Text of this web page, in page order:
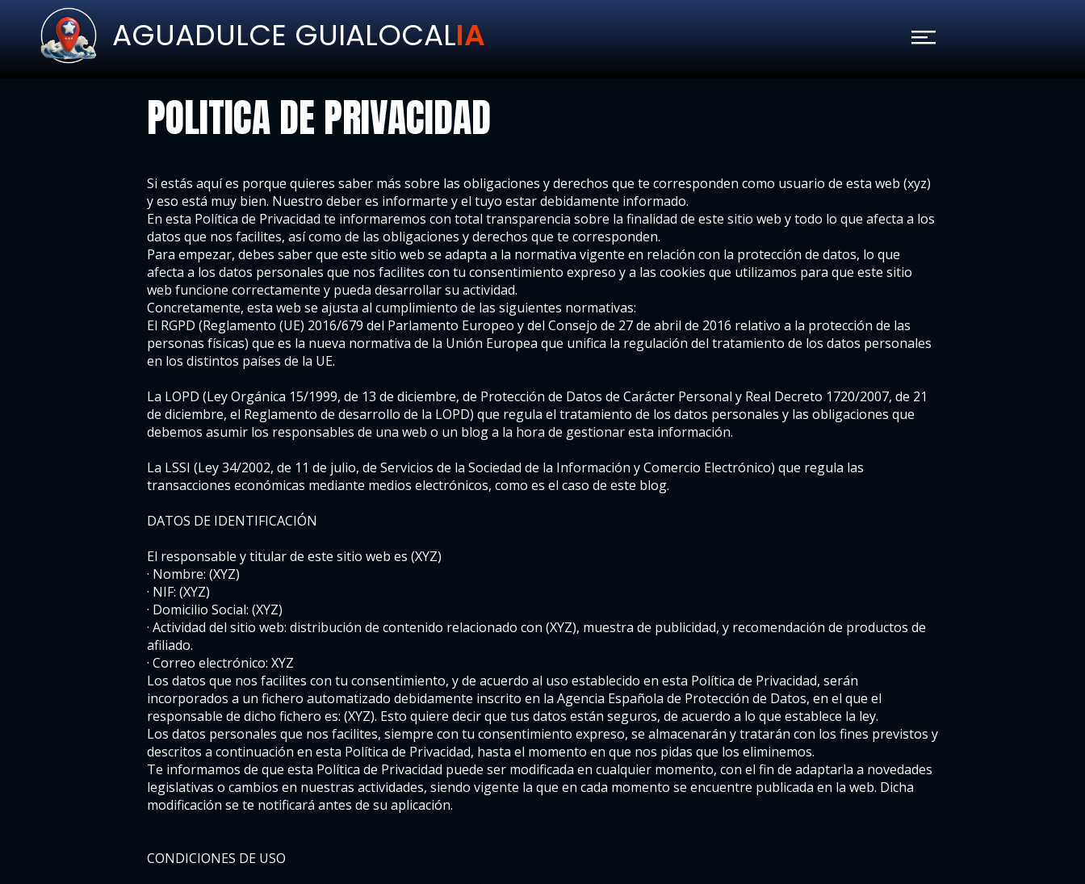
AGUADULCE GUIALOCALIA
POLITICA DE PRIVACIDAD
Si estás aquí es porque quieres saber más sobre las obligaciones y derechos que te corresponden como usuario de esta web (xyz)
y eso está muy bien. Nuestro deber es informarte y el tuyo estar debidamente informado.
En esta Política de Privacidad te informaremos con total transparencia sobre la finalidad de este sitio web y todo lo que afecta a los
datos que nos facilites, así como de las obligaciones y derechos que te corresponden.
Para empezar, debes saber que este sitio web se adapta a la normativa vigente en relación con la protección de datos, lo que
afecta a los datos personales que nos facilites con tu consentimiento expreso y a las cookies que utilizamos para que este sitio
web funcione correctamente y pueda desarrollar su actividad.
Concretamente, esta web se ajusta al cumplimiento de las siguientes normativas:
El RGPD (Reglamento (UE) 2016/679 del Parlamento Europeo y del Consejo de 27 de abril de 2016 relativo a la protección de las
personas físicas) que es la nueva normativa de la Unión Europea que unifica la regulación del tratamiento de los datos personales
en los distintos países de la UE.
La LOPD (Ley Orgánica 15/1999, de 13 de diciembre, de Protección de Datos de Carácter Personal y Real Decreto 1720/2007, de 21
de diciembre, el Reglamento de desarrollo de la LOPD) que regula el tratamiento de los datos personales y las obligaciones que
debemos asumir los responsables de una web o un blog a la hora de gestionar esta información.
La LSSI (Ley 34/2002, de 11 de julio, de Servicios de la Sociedad de la Información y Comercio Electrónico) que regula las
transacciones económicas mediante medios electrónicos, como es el caso de este blog.
DATOS DE IDENTIFICACIÓN
El responsable y titular de este sitio web es (XYZ)
· Nombre: (XYZ)
· NIF: (XYZ)
· Domicilio Social: (XYZ)
· Actividad del sitio web: distribución de contenido relacionado con (XYZ), muestra de publicidad, y recomendación de productos de
afiliado.
· Correo electrónico: XYZ
Los datos que nos facilites con tu consentimiento, y de acuerdo al uso establecido en esta Política de Privacidad, serán
incorporados a un fichero automatizado debidamente inscrito en la Agencia Española de Protección de Datos, en el que el
responsable de dicho fichero es: (XYZ). Esto quiere decir que tus datos están seguros, de acuerdo a lo que establece la ley.
Los datos personales que nos facilites, siempre con tu consentimiento expreso, se almacenarán y tratarán con los fines previstos y
descritos a continuación en esta Política de Privacidad, hasta el momento en que nos pidas que los eliminemos.
Te informamos de que esta Política de Privacidad puede ser modificada en cualquier momento, con el fin de adaptarla a novedades
legislativas o cambios en nuestras actividades, siendo vigente la que en cada momento se encuentre publicada en la web. Dicha
modificación se te notificará antes de su aplicación.
CONDICIONES DE USO